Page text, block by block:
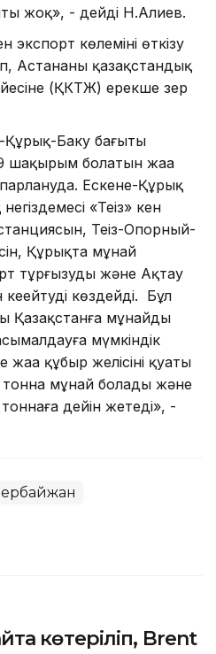
жоқ», - дейді Н.Алиев.
көлемінің өткізу
Астананың қазақстандық
(ҚКТЖ) ерекше зер
Баку бағыты
болатын жаңа
Ескене-Құрық
«Теңіз» кен
Теңіз-Опорный-
Құрықта мұнай
тұрғызуды және Ақтау
көздейді. Бұл
Қазақстанға мұнайды
мүмкіндік
құбыр желісінің қуаты
мұнай болады және
дейін жетеді», -
көтеріліп, Brent